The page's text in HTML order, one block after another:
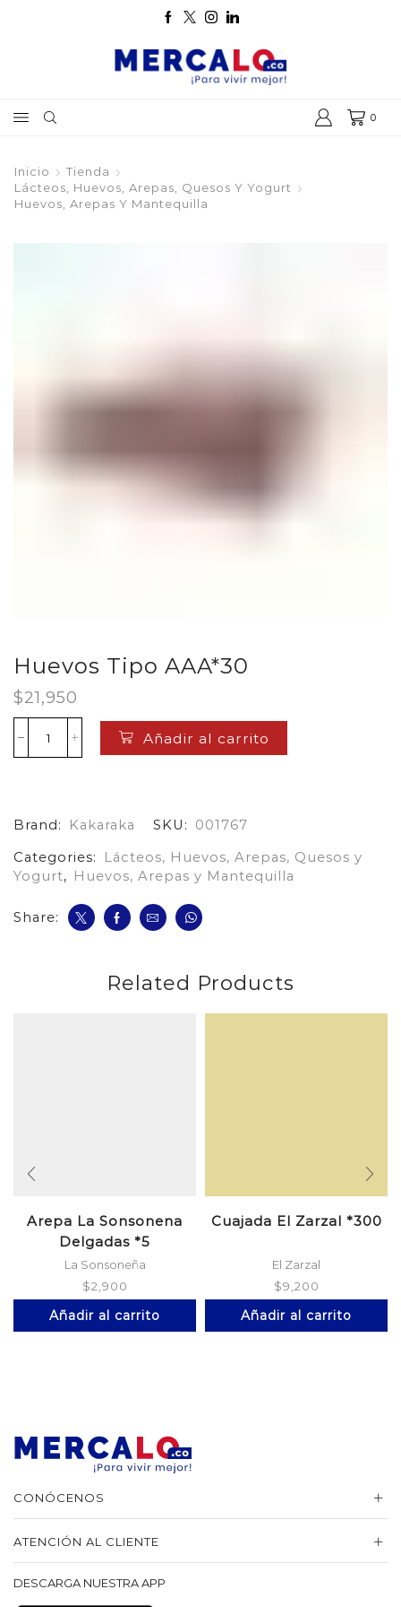
0
Inicio
Tienda
Lácteos, Huevos, Arepas, Quesos Y Yogurt
Huevos, Arepas Y Mantequilla
Huevos Tipo AAA*30
$21,950
Huevos
Tipo
Añadir al carrito
Brand: Kakaraka SKU:
001767
Categories:
Lácteos, Huevos, Arepas, Quesos y
Yogurt, Huevos, Arepas y Mantequilla
Share:
Related Products
Arepa La Sonsonena
Delgadas *5
La Sonsoneña
$2,900
Añadir al carrito
Cuajada El Zarzal *300
El Zarzal
$9,200
Añadir al carrito
CONÓCENOS
ATENCIÓN AL CLIENTE
DESCARGA NUESTRA APP